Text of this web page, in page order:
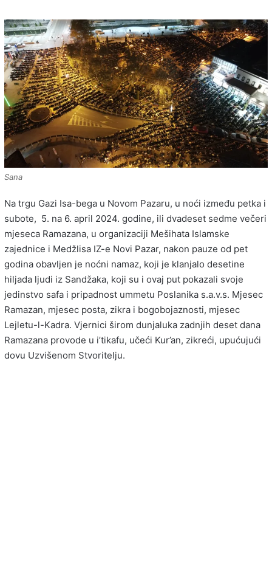
Sana
Na trgu Gazi Isa-bega u Novom Pazaru, u noći između petka i
subote, 5. na 6. april 2024. godine, ili dvadeset sedme večeri
mjeseca Ramazana, u organizaciji Mešihata Islamske
zajednice i Medžlisa IZ-e Novi Pazar, nakon pauze od pet
godina obavljen je noćni namaz, koji je klanjalo desetine
hiljada ljudi iz Sandžaka, koji su i ovaj put pokazali svoje
jedinstvo safa i pripadnost ummetu Poslanika s.a.v.s. Mjesec
Ramazan, mjesec posta, zikra i bogobojaznosti, mjesec
Lejletu-l-Kadra. Vjernici širom dunjaluka zadnjih deset dana
Ramazana provode u i’tikafu, učeći Kur’an, zikreći, upućujući
dovu Uzvišenom Stvoritelju.